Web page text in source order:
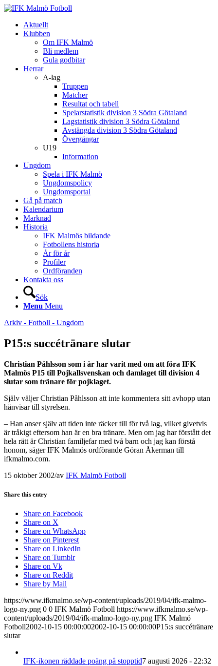
Aktuellt
Klubben
Om IFK Malmö
Bli medlem
Gula godbitar
Herrar
A-lag
Truppen
Matcher
Resultat och tabell
Spelarstatistik division 3 Södra Götaland
Lagstatistik division 3 Södra Götaland
Avstängda division 3 Södra Götaland
Övergångar
U19
Information
Ungdom
Spela i IFK Malmö
Ungdomspolicy
Ungdomsportal
Gå på match
Kalendarium
Marknad
Historia
IFK Malmös bildande
Fotbollens historia
År för år
Profiler
Ordföranden
Kontakta oss
Sök
Menu Menu
Arkiv - Fotboll - Ungdom
P15:s succétränare slutar
Christian Påhlsson som i år har varit med om att föra IFK
Malmös P15 till Pojkallsvenskan och damlaget till division 4
slutar som tränare för pojklaget.
Själv väljer Christian Påhlsson att inte kommentera sitt avhopp utan
hänvisar till styrelsen.
– Han anser själv att tiden inte räcker till för två lag, vilket givetvis
är tråkigt eftersom han är en bra tränare. Men om jag har förstått det
hela rätt är Christian familjefar med två barn och jag kan förstå
honom, säger IFK Malmös ordförande Göran Åkerman till
ifkmalmo.com.
15 oktober 2002/av IFK Malmö Fotboll
Share this entry
Share on Facebook
Share on X
Share on WhatsApp
Share on Pinterest
Share on LinkedIn
Share on Tumblr
Share on Vk
Share on Reddit
Share by Mail
https://www.ifkmalmo.se/wp-content/uploads/2019/04/ifk-malmo-
logo-ny.png 0 0 IFK Malmö Fotboll https://www.ifkmalmo.se/wp-
content/uploads/2019/04/ifk-malmo-logo-ny.png IFK Malmö
Fotboll2002-10-15 00:00:002002-10-15 00:00:00P15:s succétränare
slutar
IFK-ikonen räddade poäng på stopptid7 augusti 2026 - 22:32